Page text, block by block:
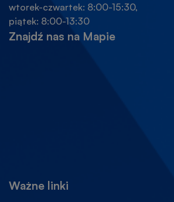
wtorek-czwartek: 8:00-15:30,
piątek: 8:00-13:30
Znajdź nas na Mapie
Ważne linki